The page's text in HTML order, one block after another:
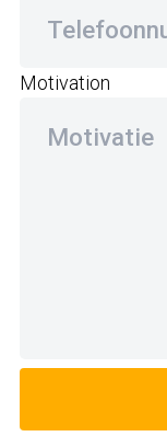
Motivation